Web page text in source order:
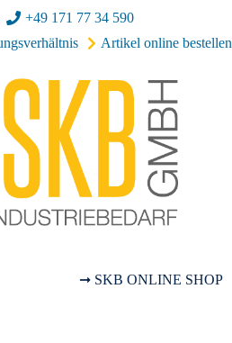
+49 171 77 34 590
Artikel online bestellen
➞ SKB ONLINE SHOP